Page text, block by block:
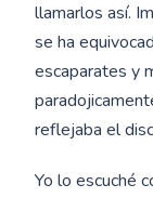
llamarlos así.
se ha
escaparates y
reflejaba el
Yo lo escuché